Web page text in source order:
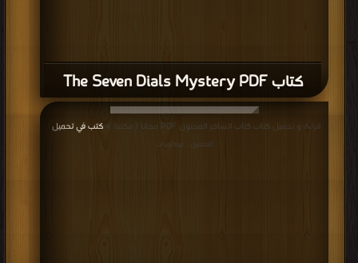
كتاب The Seven Dials Mystery PDF
قراءة و تحميل كتاب كتاب الساحر المجنون PDF مجانا | مكتبة > كتب في تحميل
التحميل : مرة/مرات